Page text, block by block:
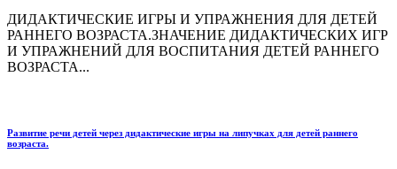
ДИДАКТИЧЕСКИЕ ИГРЫ И УПРАЖНЕНИЯ ДЛЯ ДЕТЕЙ
РАННЕГО ВОЗРАСТА.ЗНАЧЕНИЕ ДИДАКТИЧЕСКИХ ИГР
И УПРАЖНЕНИЙ ДЛЯ ВОСПИТАНИЯ ДЕТЕЙ РАННЕГО
ВОЗРАСТА...
Развитие речи детей через дидактические игры на липучках для детей раннего
возраста.